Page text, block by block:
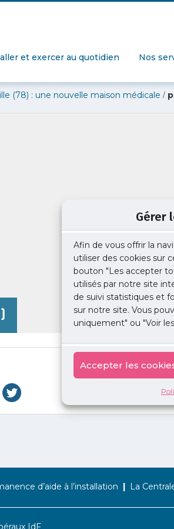
Gérer
Afin de vous offrir la
utiliser des cookies sur
bouton "Les accepter
utilisés par notre site
de suivi statistiques et
sur notre site. Vous
uniquement" ou "Voir
Accepter les
et exercer au quotidien Nos
(78) : une nouvelle maison médicale /
d’aide à l’installation La
IdF